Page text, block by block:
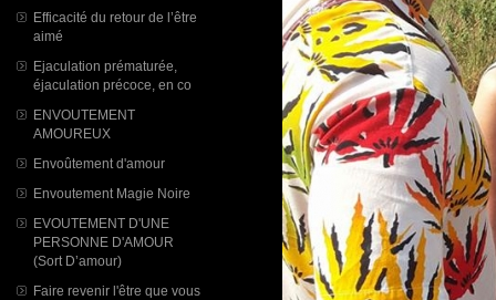
Efficacité du retour de l’être
aimé
Ejaculation prématurée,
éjaculation précoce, en co
ENVOUTEMENT
AMOUREUX
Envoûtement d'amour
Envoutement Magie Noire
EVOUTEMENT D'UNE
PERSONNE D'AMOUR
(Sort D’amour)
Faire revenir l'être que vous